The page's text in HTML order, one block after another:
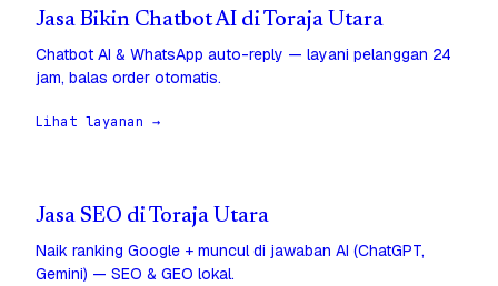
Jasa Bikin Chatbot AI di Toraja Utara
Chatbot AI & WhatsApp auto-reply — layani pelanggan 24
jam, balas order otomatis.
Lihat layanan →
Jasa SEO di Toraja Utara
Naik ranking Google + muncul di jawaban AI (ChatGPT,
Gemini) — SEO & GEO lokal.